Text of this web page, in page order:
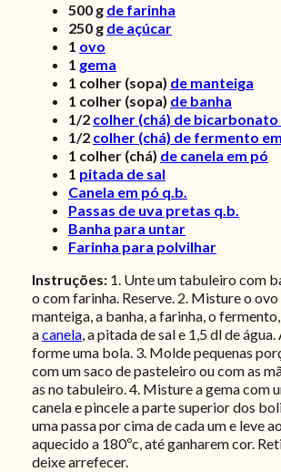
500 g de farinha
250 g de açúcar
1 ovo
1 gema
1 colher (sopa) de manteiga
1 colher (sopa) de banha
1/2 colher (chá) de
1/2 colher (chá) de fermento
1 colher (chá) de canela em pó
1 pitada de sal
Canela em pó q.b.
Passas de uva pretas q.b.
Banha para untar
Farinha para polvilhar
Instruções: 1. Unte um tabuleiro com
o com farinha. Reserve. 2. Misture o ovo
manteiga, a banha, a farinha, o
acanela, a pitada de sal e 1,5 dl de
forme uma bola. 3. Molde pequenas
com um saco de pasteleiro ou com as
as no tabuleiro. 4. Misture a gema com
canela e pincele a parte superior dos
uma passa por cima de cada um e leve
aquecido a 180ºc, até ganharem cor.
deixe arrefecer.